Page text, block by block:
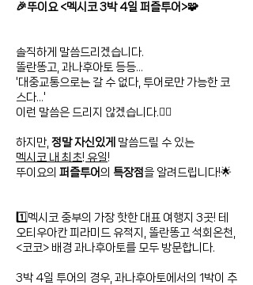
🎉뚜이요 <멕시코 3박 4일 퍼즐투어>🧩
솔직하게 말씀드리겠습니다.
똘란똥고, 과나후아토 등등...
'대중교통으로는 갈 수 없다, 투어로만 가능한 코
스다...'
이런 말씀은 드리지 않겠습니다.🙅‍♀️
하지만, 정말 자신있게 말씀드릴 수 있는
멕시코 내 최초! 유일!
뚜이요의 퍼즐투어의 특장점을 알려드립니다!🌟
1️⃣멕시코 중부의 가장 핫한 대표 여행지 3곳! 테
오티우아칸 피라미드 유적지, 똘란똥고 석회온천,
<코코> 배경 과나후아토를 모두 방문합니다.
3박 4일 투어의 경우, 과나후아토에서의 1박이 추